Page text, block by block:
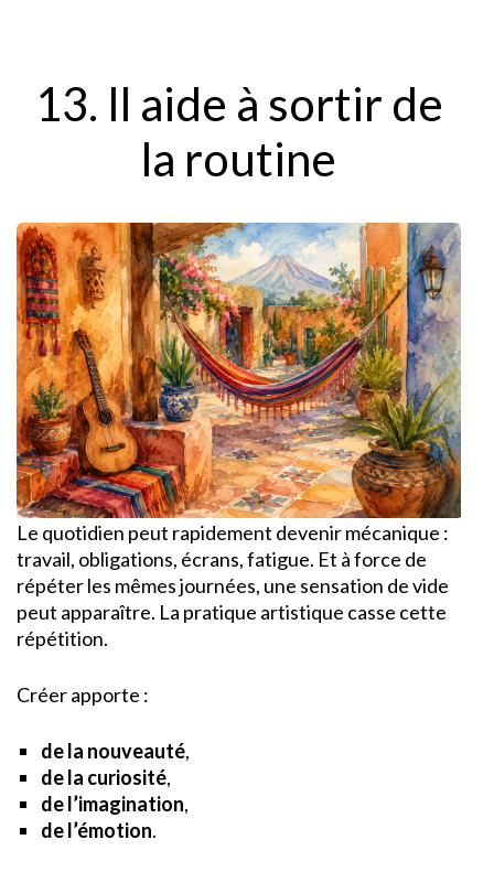
13. Il aide à sortir de
la routine
Le quotidien peut rapidement devenir mécanique :
travail, obligations, écrans, fatigue. Et à force de
répéter les mêmes journées, une sensation de vide
peut apparaître. La pratique artistique casse cette
répétition.
Créer apporte :
de la nouveauté,
de la curiosité,
de l’imagination,
de l’émotion.